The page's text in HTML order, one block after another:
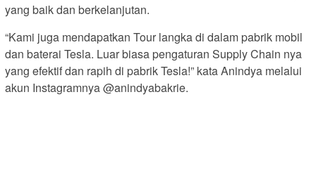
yang baik dan berkelanjutan.
“Kami juga mendapatkan Tour langka di dalam pabrik mobil
dan baterai Tesla. Luar biasa pengaturan Supply Chain nya
yang efektif dan rapih di pabrik Tesla!” kata Anindya melalui
akun Instagramnya @anindyabakrie.